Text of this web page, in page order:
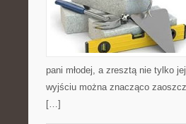
pani młodej, a zresztą nie tylko
wyjściu można znacząco
[…]